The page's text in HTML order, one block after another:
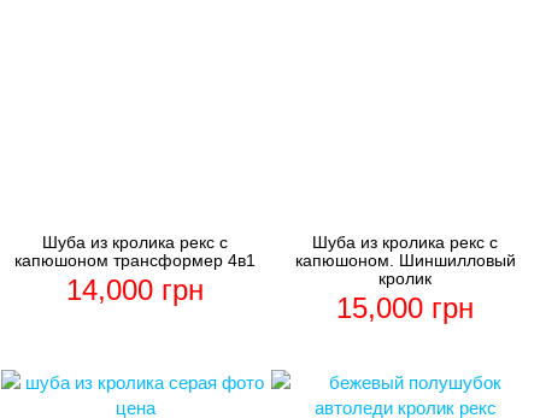
Шуба из кролика рекс с
капюшоном. Шиншилловый
кролик
15,000 грн
Шуба из кролика рекс с
капюшоном трансформер 4в1
14,000 грн